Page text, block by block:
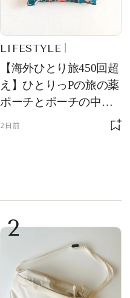
LIFESTYLE
【海外ひとり旅450回超
え】ひとりっPの旅の薬
ポーチとポーチの中身
を初公開！ 本当に使え
2日前
2